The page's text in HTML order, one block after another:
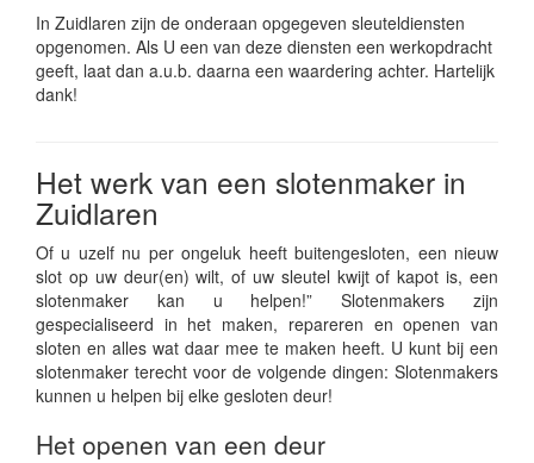
In Zuidlaren zijn de onderaan opgegeven sleuteldiensten
opgenomen. Als U een van deze diensten een werkopdracht
geeft, laat dan a.u.b. daarna een waardering achter. Hartelijk
dank!
Het werk van een slotenmaker in
Zuidlaren
Of u uzelf nu per ongeluk heeft buitengesloten, een nieuw
slot op uw deur(en) wilt, of uw sleutel kwijt of kapot is, een
slotenmaker kan u helpen!” Slotenmakers zijn
gespecialiseerd in het maken, repareren en openen van
sloten en alles wat daar mee te maken heeft. U kunt bij een
slotenmaker terecht voor de volgende dingen: Slotenmakers
kunnen u helpen bij elke gesloten deur!
Het openen van een deur